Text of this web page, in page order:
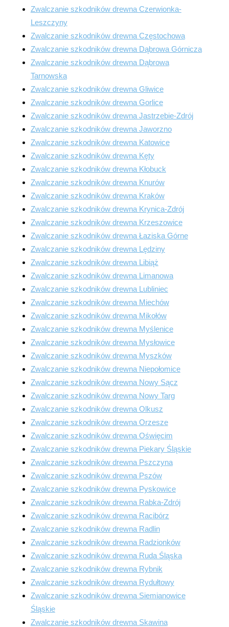
Zwalczanie szkodników drewna Czerwionka-
Leszczyny
Zwalczanie szkodników drewna Częstochowa
Zwalczanie szkodników drewna Dąbrowa Górnicza
Zwalczanie szkodników drewna Dąbrowa
Tarnowska
Zwalczanie szkodników drewna Gliwice
Zwalczanie szkodników drewna Gorlice
Zwalczanie szkodników drewna Jastrzebie-Zdrój
Zwalczanie szkodników drewna Jaworzno
Zwalczanie szkodników drewna Katowice
Zwalczanie szkodników drewna Kęty
Zwalczanie szkodników drewna Kłobuck
Zwalczanie szkodników drewna Knurów
Zwalczanie szkodników drewna Kraków
Zwalczanie szkodników drewna Krynica-Zdrój
Zwalczanie szkodników drewna Krzeszowice
Zwalczanie szkodników drewna Łaziska Górne
Zwalczanie szkodników drewna Lędziny
Zwalczanie szkodników drewna Libiąż
Zwalczanie szkodników drewna Limanowa
Zwalczanie szkodników drewna Lubliniec
Zwalczanie szkodników drewna Miechów
Zwalczanie szkodników drewna Mikołów
Zwalczanie szkodników drewna Myślenice
Zwalczanie szkodników drewna Mysłowice
Zwalczanie szkodników drewna Myszków
Zwalczanie szkodników drewna Niepołomice
Zwalczanie szkodników drewna Nowy Sącz
Zwalczanie szkodników drewna Nowy Targ
Zwalczanie szkodników drewna Olkusz
Zwalczanie szkodników drewna Orzesze
Zwalczanie szkodników drewna Oświęcim
Zwalczanie szkodników drewna Piekary Śląskie
Zwalczanie szkodników drewna Pszczyna
Zwalczanie szkodników drewna Pszów
Zwalczanie szkodników drewna Pyskowice
Zwalczanie szkodników drewna Rabka-Zdrój
Zwalczanie szkodników drewna Racibórz
Zwalczanie szkodników drewna Radlin
Zwalczanie szkodników drewna Radzionków
Zwalczanie szkodników drewna Ruda Śląska
Zwalczanie szkodników drewna Rybnik
Zwalczanie szkodników drewna Rydułtowy
Zwalczanie szkodników drewna Siemianowice
Śląskie
Zwalczanie szkodników drewna Skawina